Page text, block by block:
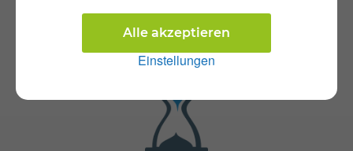
Einstellungen
Alle akzeptieren
Der Tarif TV S + Youth Internet 150 ist ohne
Mindestvertragslaufzeit (ohne Bindung) erhältlich. Die
Kündigungsfrist beträgt 1 Monat.